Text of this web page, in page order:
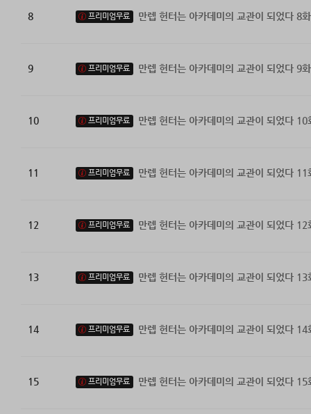
8 프리미엄무료 만렙 헌터는 아카데미의 교관이 되었다 8화
9 프리미엄무료 만렙 헌터는 아카데미의 교관이 되었다 9화
10 프리미엄무료 만렙 헌터는 아카데미의 교관이 되었다 10
11 프리미엄무료 만렙 헌터는 아카데미의 교관이 되었다 11
12 프리미엄무료 만렙 헌터는 아카데미의 교관이 되었다 12
13 프리미엄무료 만렙 헌터는 아카데미의 교관이 되었다 13
14 프리미엄무료 만렙 헌터는 아카데미의 교관이 되었다 14
15 프리미엄무료 만렙 헌터는 아카데미의 교관이 되었다 15